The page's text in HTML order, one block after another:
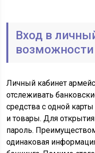
Вход в
возможности
Личный кабинет
отслеживать
средства с одной
и товары. Для
пароль.
одинаковая